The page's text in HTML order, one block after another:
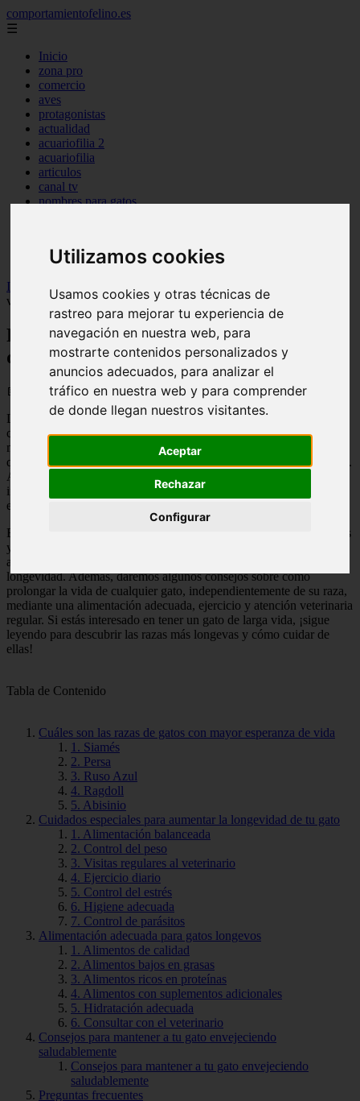
Utilizamos cookies
Usamos cookies y otras técnicas de
rastreo para mejorar tu experiencia de
navegación en nuestra web, para
mostrarte contenidos personalizados y
anuncios adecuados, para analizar el
tráfico en nuestra web y para comprender
de donde llegan nuestros visitantes.
Aceptar
Rechazar
Configurar
comportamientofelino.es
☰
Inicio
zona pro
comercio
aves
protagonistas
actualidad
acuariofilia 2
acuariofilia
articulos
canal tv
nombres para gatos
zona pro
Inicio
gatos2
Razas de gatos longevos: Razas de gatos que
viven más
Razas de gatos longevos: Razas de gatos
que viven más
📅 04/06/2025
Los gatos son animales que suelen tener una esperanza de vida más
corta que los perros, pero existen razas de gatos que tienen una
mayor longevidad. Estas razas suelen tener características genéticas
que los hacen más propensos a tener una vida más larga y saludable.
Algunos factores que influyen en la longevidad de los gatos
incluyen la genética, la alimentación, el cuidado veterinario y el
entorno en el que viven.
Exploraremos algunas de las razas de gatos longevos más conocidas
y sus características especiales. Hablaremos sobre cómo cuidar
adecuadamente a estos gatos para asegurar su bienestar y
longevidad. Además, daremos algunos consejos sobre cómo
prolongar la vida de cualquier gato, independientemente de su raza,
mediante una alimentación adecuada, ejercicio y atención veterinaria
regular. Si estás interesado en tener un gato de larga vida, ¡sigue
leyendo para descubrir las razas más longevas y cómo cuidar de
ellas!
Tabla de Contenido
Cuáles son las razas de gatos con mayor esperanza de vida
1. Siamés
2. Persa
3. Ruso Azul
4. Ragdoll
5. Abisinio
Cuidados especiales para aumentar la longevidad de tu gato
1. Alimentación balanceada
2. Control del peso
3. Visitas regulares al veterinario
4. Ejercicio diario
5. Control del estrés
6. Higiene adecuada
7. Control de parásitos
Alimentación adecuada para gatos longevos
1. Alimentos de calidad
2. Alimentos bajos en grasas
3. Alimentos ricos en proteínas
4. Alimentos con suplementos adicionales
5. Hidratación adecuada
6. Consultar con el veterinario
Consejos para mantener a tu gato envejeciendo
saludablemente
Consejos para mantener a tu gato envejeciendo
saludablemente
Preguntas frecuentes